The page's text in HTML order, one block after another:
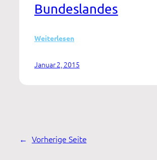
Bundeslandes
Weiterlesen:
und
Januar 2, 2015
← Vorherige Seite